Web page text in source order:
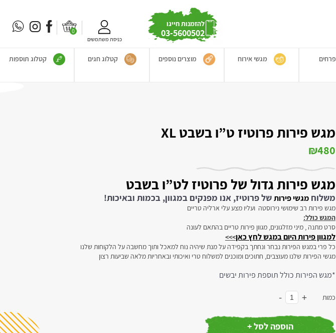
להזמנות חייגו
03-5600502
כניסת משתמשים
0
פרחים מגשי אירוח מוצרים נוספים קטלוג חגים קטלוג תוספות
מגש פירות פרוטיז ט”ו בשבט XL
₪480
מגש פירות גדול של פרוטיז לט”ו בשבט
משלוחמגשי פירותשל פרוטיז, אנו מפנקים במגוון, בכמות ובאיכות!
מגש פירות רב שימושי נירוסטה ועליו מצע עלי ארליה טריים
המגש כולל:
סרט מתנה , מיני מזלגונים, מגוון פירות טריים בהתאם לעונה
למגוון פירות היום במגש לחץ כאן>>>
כל פרי במגש הפירות נבחר ונחתך בקפידה על מנת שיהיה נוח למאכל ותוך מחשבה על הלקוחות שלנו
מגשי הפירות שלנו מעוצבים, חתוכים ומוכנים למשלוח טרי ואיכותי ובאחריות מלאה שביעות רצון
*מגש הפירות כולל תוספת פירות יבשים
כמות +
-
הוספה לסל +